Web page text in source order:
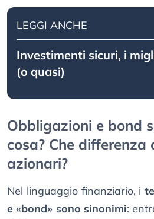
LEGGI ANCHE
Investimenti sicuri, i
(o quasi)
Obbligazioni e bond
cosa? Che differenza
azionari?
Nel linguaggio finanziario, i
e «bond» sono sinonimi: